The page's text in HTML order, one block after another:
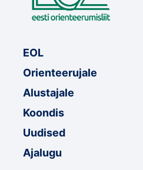
EOL
Orienteerujale
Alustajale
Koondis
Uudised
Ajalugu